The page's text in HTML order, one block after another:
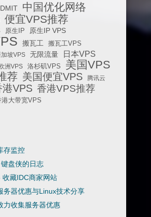
DMIT 中国优化网络
便宜VPS推荐
原生IP 原生IP VPS
搬瓦工
搬瓦工VPS
加坡VPS 无限流量 日本VPS
洲VPS 洛杉矶VPS 美国VPS
荐 美国便宜VPS 腾讯云
港VPS 香港VPS推荐
港大带宽VPS
存监控
盘侠的日志
收藏IDC商家网站
务器优惠与Linux技术分享
力收集服务器优惠